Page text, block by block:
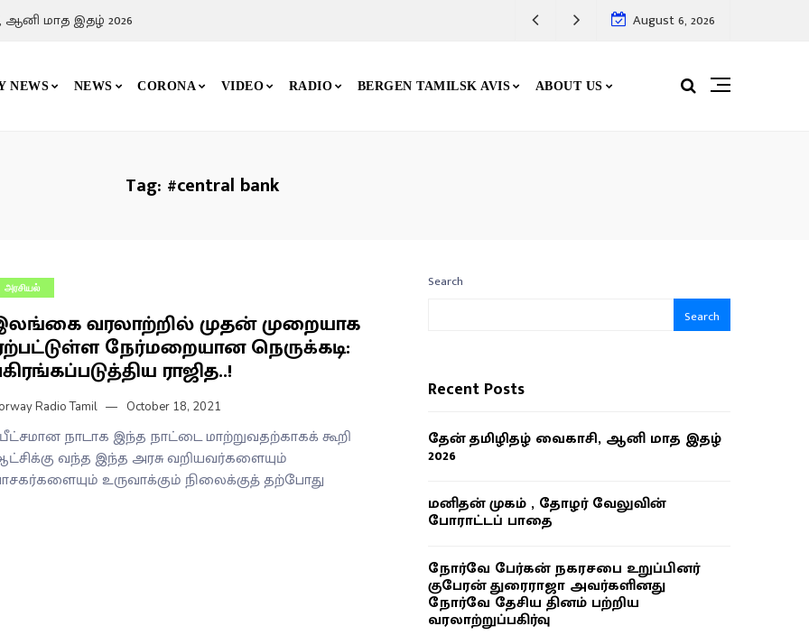
ஆனி மாத இதழ் 2026 August 6, 2026
NEWS NEWS CORONA VIDEO RADIO BERGEN TAMILSK AVIS ABOUT US
Tag: #central bank
அரசியல்
வரலாற்றில் முதன் முறையாக
நேர்மறையான நெருக்கடி:
ராஜித..!
Radio Tamil October 18, 2021
நாடாக இந்த நாட்டை மாற்றுவதற்காகக் கூறி
வந்த இந்த அரசு வறியவர்களையும்
உருவாக்கும் நிலைக்குத் தற்போது
Search
Search
Recent Posts
தேன் தமிழிதழ் வைகாசி, ஆனி மாத இதழ்
2026
மனிதன் முகம் , தோழர் வேலுவின்
போராட்டப் பாதை
நோர்வே பேர்கன் நகரசபை உறுப்பினர்
குபேரன் துரைராஜா அவர்களினது
நோர்வே தேசிய தினம் பற்றிய
வரலாற்றுப்பகிர்வு